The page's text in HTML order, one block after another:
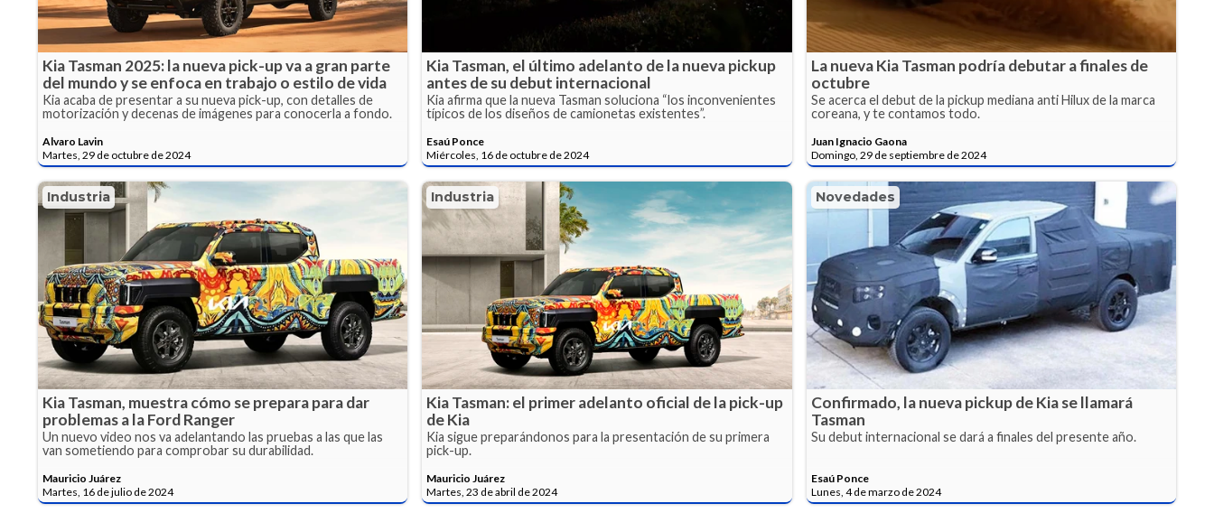
Kia Tasman 2025: la nueva pick-up va a gran parte
del mundo y se enfoca en trabajo o estilo de vida
Kia acaba de presentar a su nueva pick-up, con detalles de
motorización y decenas de imágenes para conocerla a fondo.
Alvaro Lavin
Martes, 29 de octubre de 2024
Kia Tasman, el último adelanto de la nueva pickup
antes de su debut internacional
Kia afirma que la nueva Tasman soluciona “los inconvenientes
típicos de los diseños de camionetas existentes”.
Esaú Ponce
Miércoles, 16 de octubre de 2024
La nueva Kia Tasman podría debutar a finales de
octubre
Se acerca el debut de la pickup mediana anti Hilux de la marca
coreana, y te contamos todo.
Juan Ignacio Gaona
Domingo, 29 de septiembre de 2024
Industria
Kia Tasman, muestra cómo se prepara para dar
problemas a la Ford Ranger
Un nuevo video nos va adelantando las pruebas a las que las
van sometiendo para comprobar su durabilidad.
Mauricio Juárez
Martes, 16 de julio de 2024
Industria
Kia Tasman: el primer adelanto oficial de la pick-up
de Kia
Kia sigue preparándonos para la presentación de su primera
pick-up.
Mauricio Juárez
Martes, 23 de abril de 2024
Novedades
Confirmado, la nueva pickup de Kia se llamará
Tasman
Su debut internacional se dará a finales del presente año.
Esaú Ponce
Lunes, 4 de marzo de 2024